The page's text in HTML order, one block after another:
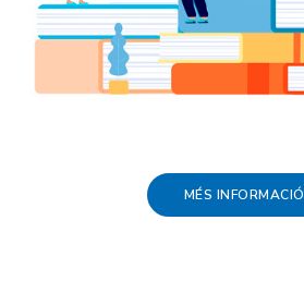
MÉS INFORMACIÓ